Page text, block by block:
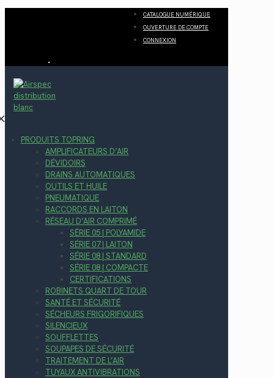
CATALOGUE NUMÉRIQUE
OUVERTURE DE COMPTE
CONNEXION
PRODUITS TOPRING
AMPLIFICATEURS D’AIR
DÉVIDOIRS
DRAINS AUTOMATIQUES
OUTILS ET HUILE
PNEUMATIQUE
RACCORDS EN LAITON
RÉSEAU D’AIR COMPRIMÉ
SÉRIE 05 | POLYAMIDE
SÉRIE 07 | LAITON
SÉRIE 08 | STANDARD
SÉRIE 08 | COMPACTE
CERTIFICATIONS
ROBINETS QUART DE TOUR
SANTÉ ET SÉCURITÉ
SÉCHEURS FRIGORIFIQUES
SILENCIEUX
SOUFFLETTES
SOUPAPES DE SÉCURITÉ
TRAITEMENT DE L’AIR
TUYAUX ANTIVIBRATIONS